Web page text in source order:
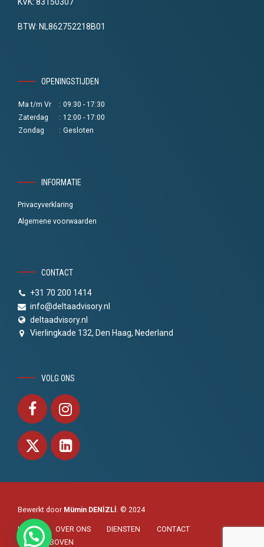
BTW: NL862752218B01
OPENINGSTIJDEN
Ma t/m Vr : 09:30 - 17:30
Zaterdag
: 12:00 - 17:00
Zondag
: Gesloten
INFORMATIE
Privacyverklaring
Algemene voorwaarden
CONTACT
+31 70 200 1414
info@deltaadvisory.nl
deltaadvisory.nl
Vierlingkade 132, Den Haag, Nederland
VOLG ONS
Bewerkt door Mümin DENİZLİ. © 2024
HOME OVER ONS DIENSTEN
CONTACT
NAAR BOVEN